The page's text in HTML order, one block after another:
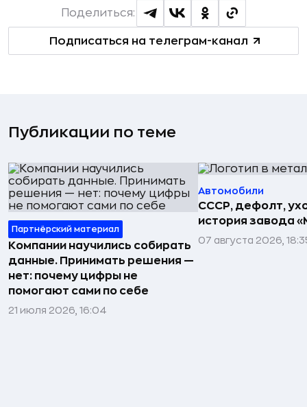
Подписаться на телеграм-канал
Поделиться:
Публикации по теме
Партнёрский материал
Компании научились собирать
данные. Принимать решения —
нет: почему цифры не
помогают сами по себе
21 июля 2026, 16:04
Автомобили
СССР, дефолт,
история завода
07 августа 2026,